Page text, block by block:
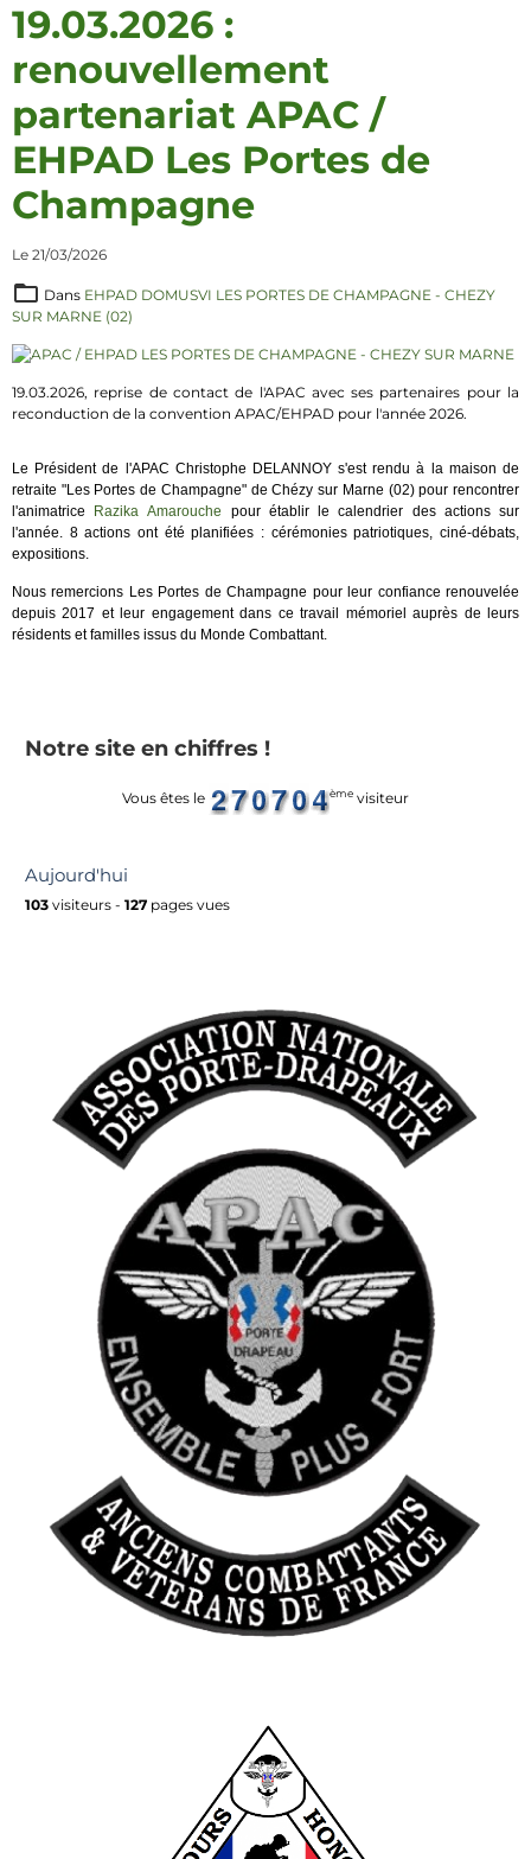
19.03.2026 :
renouvellement
partenariat APAC /
EHPAD Les Portes de
Champagne
Le 21/03/2026
Dans EHPAD DOMUSVI LES PORTES DE CHAMPAGNE - CHEZY
SUR MARNE (02)
19.03.2026, reprise de contact de l'APAC avec ses partenaires pour la
reconduction de la convention APAC/EHPAD pour l'année 2026.
Le Président de l'APAC Christophe DELANNOY s'est rendu à la maison de
retraite "Les Portes de Champagne" de Chézy sur Marne (02) pour rencontrer
l'animatrice
Razika Amarouche pour établir le calendrier des actions sur
l'année. 8 actions ont été planifiées : cérémonies patriotiques, ciné-débats,
expositions.
Nous remercions Les Portes de Champagne pour leur confiance renouvelée
depuis 2017 et leur engagement dans ce travail mémoriel auprès de leurs
résidents et familles issus du Monde Combattant.
Notre site en chiffres !
Vous êtes le ème visiteur
Aujourd'hui
103 visiteurs - 127 pages vues